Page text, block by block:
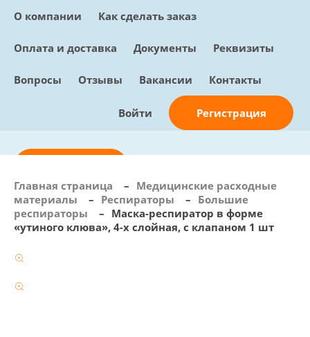
О компании Как сделать заказ
Оплата и доставка Документы Реквизиты
Вопросы Отзывы Вакансии Контакты
Войти Регистрация
info@sunmed.ru
Пн – Пт: с 10:00 - 18:00
Главная страница – Медицинские расходные
материалы
– Респираторы – Большие
респираторы
– Маска-респиратор в форме
«утиного клюва», 4-х слойная, с клапаном 1 шт